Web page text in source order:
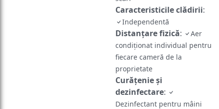
Caracteristicile clădirii:
Independentă
Distanțare fizică:
Aer
condiționat individual pentru
fiecare cameră de la
proprietate
Curățenie și
dezinfectare:
Dezinfectant pentru mâini